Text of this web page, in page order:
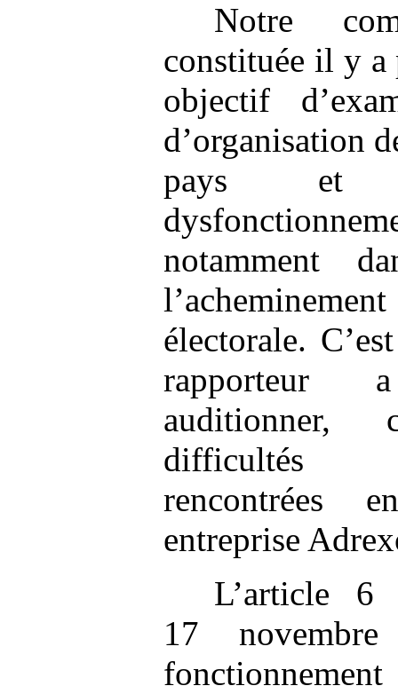
Notre
constituée il y a
objectif
d’organisation
pays et
notamment
électorale.
rapporteur
auditionner,
difficultés
rencontrées
entreprise
L’article 6
17